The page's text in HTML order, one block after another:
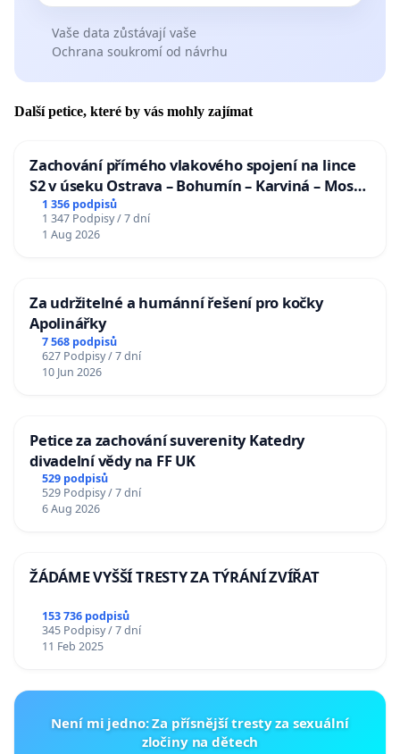
Vaše data zůstávají vaše
Ochrana soukromí od návrhu
Další petice, které by vás mohly zajímat
Zachování přímého vlakového spojení na lince
S2 v úseku Ostrava – Bohumín – Karviná – Mosty
u Jablunkova
1 356 podpisů
1 347 Podpisy / 7 dní
1 Aug 2026
Za udržitelné a humánní řešení pro kočky
Apolinářky
7 568 podpisů
627 Podpisy / 7 dní
10 Jun 2026
Petice za zachování suverenity Katedry
divadelní vědy na FF UK
529 podpisů
529 Podpisy / 7 dní
6 Aug 2026
ŽÁDÁME VYŠŠÍ TRESTY ZA TÝRÁNÍ ZVÍŘAT
153 736 podpisů
345 Podpisy / 7 dní
11 Feb 2025
Není mi jedno: Za přísnější tresty za sexuální
zločiny na dětech